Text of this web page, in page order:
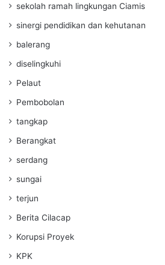
sekolah ramah lingkungan Ciamis
sinergi pendidikan dan kehutanan
balerang
diselingkuhi
Pelaut
Pembobolan
tangkap
Berangkat
serdang
sungai
terjun
Berita Cilacap
Korupsi Proyek
KPK